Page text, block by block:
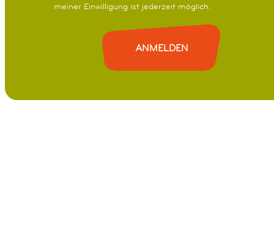
meiner Einwilligung ist jederzeit möglich.
ANMELDEN